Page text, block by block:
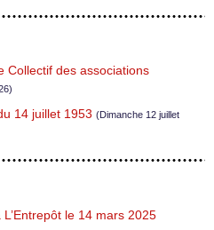
Collectif des associations
14 juillet 1953 (Dimanche 12 juillet
le 14 mars 2025